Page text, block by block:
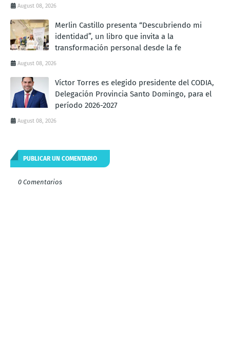
August 08, 2026
Merlin Castillo presenta “Descubriendo mi
identidad”, un libro que invita a la
transformación personal desde la fe
August 08, 2026
Víctor Torres es elegido presidente del CODIA,
Delegación Provincia Santo Domingo, para el
período 2026-2027
August 08, 2026
PUBLICAR UN COMENTARIO
0 Comentarios